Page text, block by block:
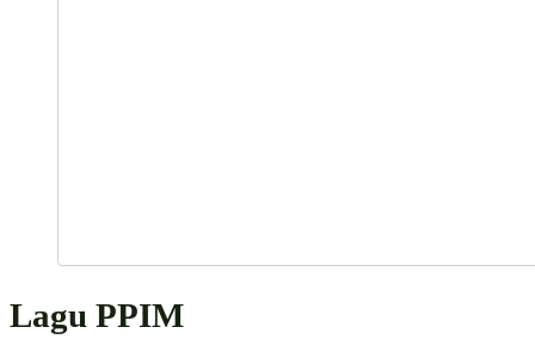
Lagu PPIM